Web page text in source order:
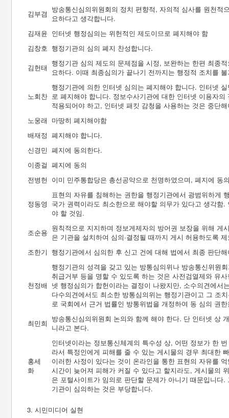
김부겸 방송통신심의위원회의 정치 편향적, 자의적 심사를 원천
요하다고 생각합니다.
김재윤 인터넷 행정심의는 위헌적인 제도이므로 폐지해야 함
김창호 행정기관의 심의 폐지 찬성합니다.
김헌태 행정기관 심의 제도의 문제점을 시정, 보완하는 한편 최종
요하다. 이때 최종심의가 끝나기 전까지는 행정적 조치를
노회찬
행정기관에 의한 인터넷 심의는 폐지해야 합니다. 인터넷
로 폐지해야 합니다. 정보수사기관에 대한 인터넷 이용자
적용되어야 하고, 인터넷 패킷 감청을 사용하는 것은 중단
노웅래 마땅히 폐지해야함
배재정 폐지해야 합니다.
신경민 폐지에 동의한다.
이종걸 폐지에 동의
전병헌 이미 민주통합당은 총선공약으로 천명하였으며, 폐지에 동
정동영
표현의 자유를 침해하는 권한을 행정기관에서 광범위하게
국가 권력이라도 최소한으로 해야할 의무가 있다고 생각
야 할 것임.
조순용 원칙적으로 지지하며 정보게제자의 방어권 보장을 위해 게
은 기관을 설치하여 심의∙결정될 때까지 게시 허용하도록
조한기 행정기관에서 심의한 후 신고 건에 대해 법에서 최종 판단
천정배
행정기관의 성격을 갖고 있는 방통심의위나 방송통신위원
취급거부 등을 명할 수 있도록 하는 것은 사전검열제와 유
넷 행정심의가 합헌이라는 결정이 나왔지만, 소수의견에
다수의견에서도 최소한 방통심의위는 행정기관이고 그 조
로 국회에서 근거 법률인 방통위법을 개정하여 동 심의 권
최민희 방송통신심의위원회 논의와 함께 해야 한다. 단 인터넷 상
니라고 본다.
홍세
화
인터넷이라는 정보통신체계의 특수성 상, 어떤 정보가 한
라서 특정인에게 피해를 줄 수 있는 게시물의 경우 최대한
이러한 사정이 있다는 것이 온라인을 통한 표현의 자유를
시간이 늦어져 피해가 커질 수 있다고 할지라도, 게시물의
은 포털사이트가 임의로 판단할 문제가 아니기 때문입니
기관이 심의하는 것은 부당합니다.
3. 시민미디어 실현